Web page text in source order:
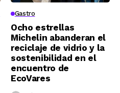
Gastro
Ocho estrellas
Michelin abanderan el
reciclaje de vidrio y la
sostenibilidad en el
encuentro de
EcoVares